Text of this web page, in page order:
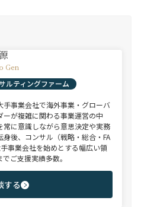
Gen
ルティングファーム
事業会社で海外事業・グローバ
ーが複雑に関わる事業運営の中
に意識しながら意思決定や実務
後、コンサル（戦略・総合・FA
事業会社を始めとする幅広い領
ご支援実績多数。
する